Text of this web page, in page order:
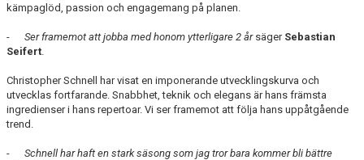
kämpaglöd, passion och engagemang på planen.
- Ser framemot att jobba med honom ytterligare 2 år säger Sebastian
Seifert
Christopher Schnell har visat en imponerande utvecklingskurva och
utvecklas fortfarande. Snabbhet, teknik och elegans är hans främsta
ingredienser i hans repertoar. Vi ser framemot att följa hans uppåtgående
trend.
- Schnell har haft en stark säsong som jag tror bara kommer bli bättre